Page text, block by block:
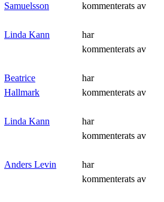
Samuelsson
kommenterats av
Linda Kann
har
kommenterats av
Beatrice
Hallmark
har
kommenterats av
Linda Kann
har
kommenterats av
Anders Levin
har
kommenterats av